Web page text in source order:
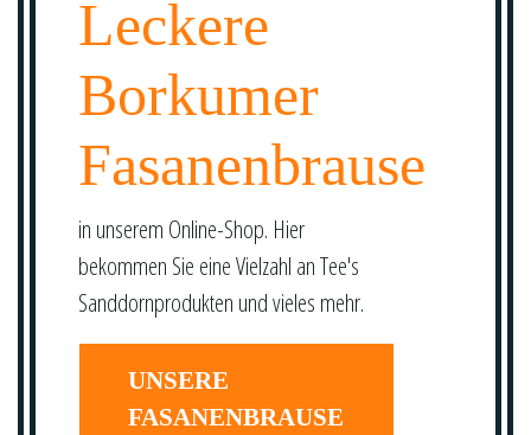
Leckere
Borkumer
Fasanenbrause
in unserem Online-Shop. Hier
bekommen Sie eine Vielzahl an Tee's
Sanddornprodukten und vieles mehr.
UNSERE
FASANENBRAUSE